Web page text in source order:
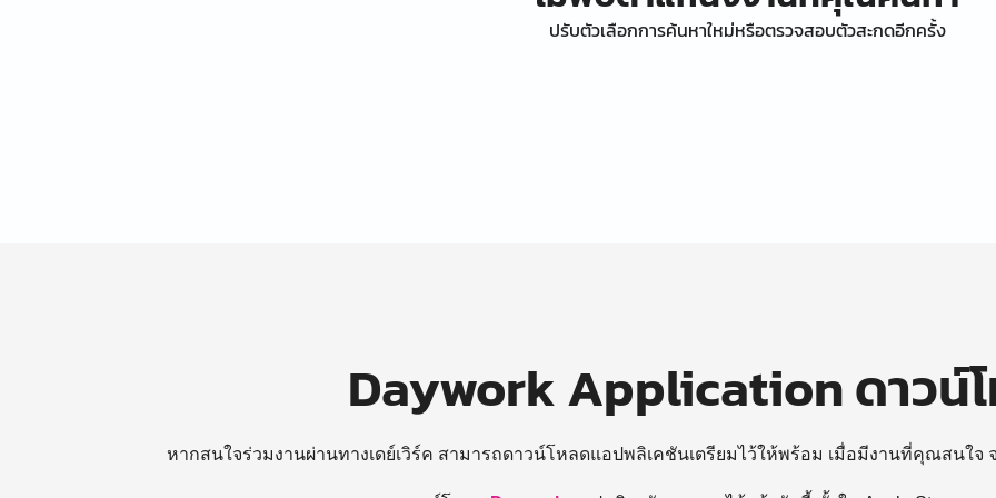
ปรับตัวเลือกการค้นหาใหม่หรือตรวจสอบตัวสะกดอีกครั้ง
Daywork Application ดาวน์
หากสนใจร่วมงานผ่านทางเดย์เวิร์ค สามารถดาวน์โหลดแอปพลิเคชันเตรียมไว้ให้พร้อม เมื่อมีงานที่คุณสนใจ